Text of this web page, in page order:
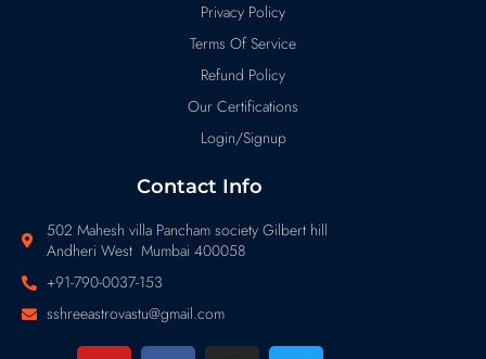
Privacy Policy
Terms Of Service
Refund Policy
Our Certifications
Login/Signup
Contact Info
502 Mahesh villa Pancham society Gilbert hill
Andheri West Mumbai 400058
+91-790-0037-153
sshreeastrovastu@gmail.com